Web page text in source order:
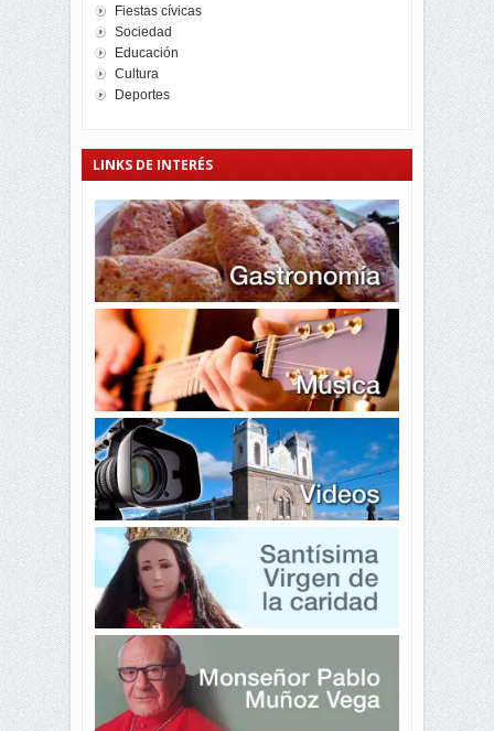
Fiestas cívicas
Sociedad
Educación
Cultura
Deportes
LINKS DE INTERÉS